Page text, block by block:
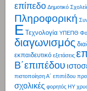
επίπεδο Δημοτικό
Πληροφορική
Ε Τεχνολογία ΥΠΕΠΘ
διαγωνισμός
εκπαιδευτικό εξετάσεις
Β΄επιπέδου
πιστοποίηση Α΄ επιπέδου
σχολικές φορητός ΗΥ